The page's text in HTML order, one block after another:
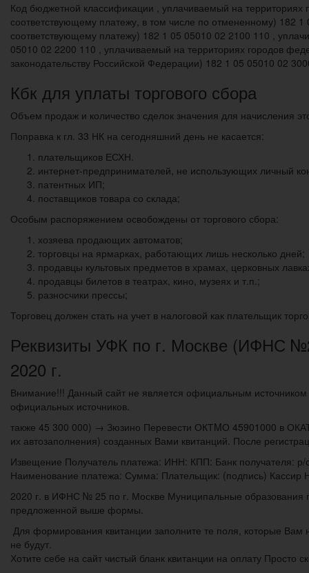
Код бюджетной классификации , уплачиваемый на
соответствующему платежу, в том числе по отмененному) 182
соответствующему платежу) 182 1 05 05010 02 2100 110 ,
05010 02 2200 110 , уплачиваемый на территориях городов
законодательству Российской Федерации) 182 1 05 05010 02
Кбк для уплаты торгового сбора
Объем продаж и количество сделок значения для начисления
Поправка к гл. 33 НК на сегодняшний день не касается:
плательщиков ЕСХН.
интернет-предпринимателей, не использующих личный
патентных ИП;
поставщиков товара со склада;
Особым распоряжением освобождены от торгового сбора:
хозяева продающих автоматов;
торговцы на ярмарках, работающих лишь несколько дней;
продавцы культовых предметов в храмах, церковных
продавцы билетов в театрах, кино, музеях и т.п.;
разносчики прессы;
Торговец должен стать на учет в налоговой как плательщик
Реквизиты УФК по г. Москве (ИФНС
2020 г.
Внимание!!! Данный сайт не является официальным
официальных источников.
также 45 300 000) → Зюзино Перевести ОКТMО 45901000 в
их автозаполнения) созданных Вами квитанций. После
Извещение Получатель платежа: ИНН: КПП: Банк
Наименование платежа: Сумма: Плательщик: (подпись) Кассир
2020 г. в ИФНС № 25 по г. Москве Муниципальные образования
предложенной выше формы.
Для формирования квитанции заполните те поля, которые
не будут.
Хотите себе на сайт чистый бланк квитанции на оплату Просто